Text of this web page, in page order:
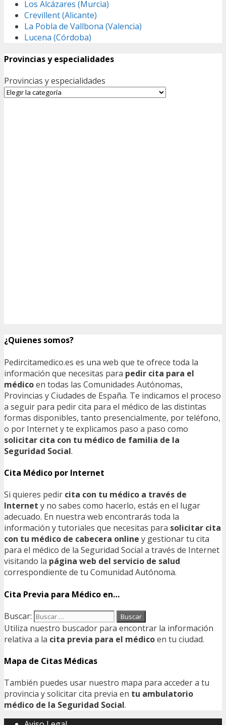
Los Alcázares (Murcia)
Crevillent (Alicante)
La Pobla de Vallbona (Valencia)
Lucena (Córdoba)
Provincias y especialidades
Provincias y especialidades
¿Quienes somos?
Pedircitamedico.es es una web que te ofrece toda la
información que necesitas para pedir cita para el
médicoen todas las Comunidades Autónomas,
Provincias y Ciudades de España. Te indicamos el proceso
a seguir para pedir cita para el médico de las distintas
formas disponibles, tanto presencialmente, por teléfono,
o por Internet y te explicamos paso a paso como
solicitar cita con tu médico de familia de la
Seguridad Social.
Cita Médico por Internet
Si quieres pedir cita con tu médico a través de
Internet y no sabes como hacerlo, estás en el lugar
adecuado. En nuestra web encontrarás toda la
información y tutoriales que necesitas para solicitar cita
con tu médico de cabecera online y gestionar tu cita
para el médico de la Seguridad Social a través de Internet
visitando la página web del servicio de salud
correspondiente de tu Comunidad Autónoma.
Cita Previa para Médico en…
Buscar:
Utiliza nuestro buscador para encontrar la información
relativa a la cita previa para el médicoen tu ciudad.
Mapa de Citas Médicas
También puedes usar nuestro mapa para acceder a tu
provincia y solicitar cita previa en tu ambulatorio
médico de la Seguridad Social.